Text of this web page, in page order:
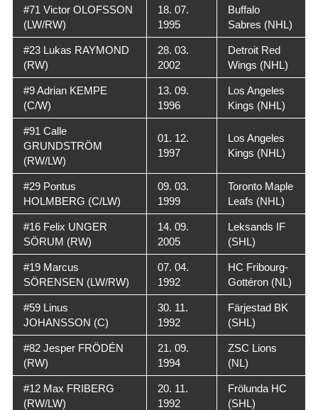
#71 Victor OLOFSSON
(LW/RW)
18. 07.
1995
Buffalo
Sabres (NHL)
#23 Lukas RAYMOND
(RW)
28. 03.
2002
Detroit Red
Wings (NHL)
#9 Adrian KEMPE
(C/W)
13. 09.
1996
Los Angeles
Kings (NHL)
#91 Calle
GRUNDSTRÖM
(RW/LW)
01. 12.
1997
Los Angeles
Kings (NHL)
#29 Pontus
HOLMBERG (C/LW)
09. 03.
1999
Toronto Maple
Leafs (NHL)
#16 Felix UNGER
SÖRUM (RW)
14. 09.
2005
Leksands IF
(SHL)
#19 Marcus
SÖRENSEN (LW/RW)
07. 04.
1992
HC Fribourg-
Gottéron (NL)
#59 Linus
JOHANSSON (C)
30. 11.
1992
Färjestad BK
(SHL)
#82 Jesper FRÖDÉN
(RW)
21. 09.
1994
ZSC Lions
(NL)
#12 Max FRIBERG
(RW/LW)
20. 11.
1992
Frölunda HC
(SHL)